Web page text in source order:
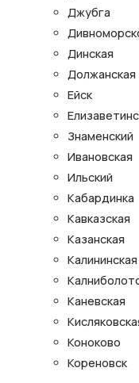
Джубга
Динская
Должанская
Ейск
Знаменский
Ивановская
Ильский
Кабардинка
Кавказская
Казанская
Калининская
Каневская
Коноково
Кореновск